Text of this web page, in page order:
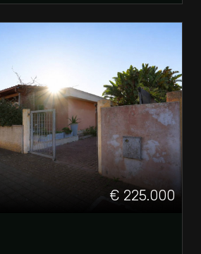
€ 225.000